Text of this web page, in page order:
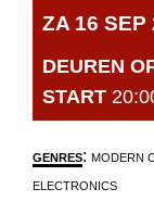
ZA 16 SEP
DEUREN
START
GENRES: MODERN
ELECTRONICS